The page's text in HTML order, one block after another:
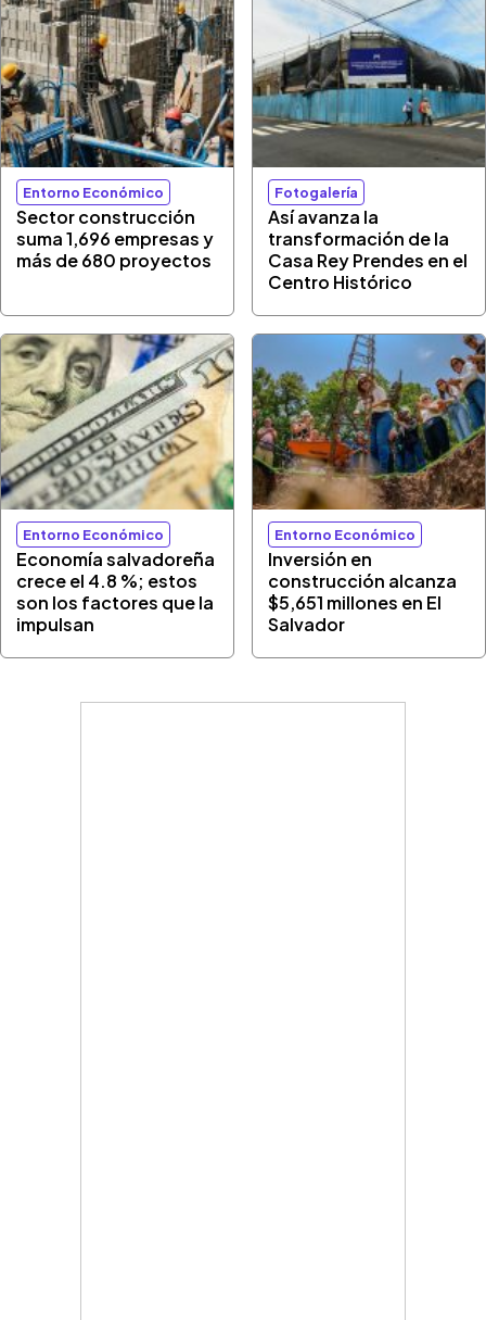
Entorno Económico
Sector construcción
suma 1,696 empresas y
más de 680 proyectos
Fotogalería
Así avanza la
transformación de la
Casa Rey Prendes en el
Centro Histórico
Entorno Económico
Economía salvadoreña
crece el 4.8 %; estos
son los factores que la
impulsan
Entorno Económico
Inversión en
construcción alcanza
$5,651 millones en El
Salvador